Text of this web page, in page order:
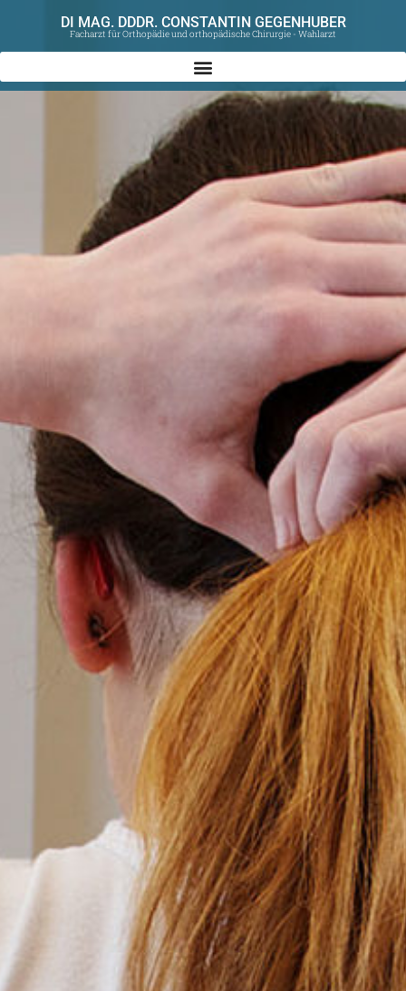
DI MAG. DDDR. CONSTANTIN GEGENHUBER
Facharzt für Orthopädie und orthopädische Chirurgie - Wahlarzt